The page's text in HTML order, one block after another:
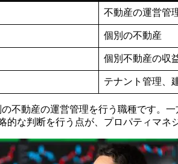
不動産の運営管
個別の不動産
個別不動産の収
テナント管理、
不動産の運営管理を行う職種です。
な判断を行う点が、プロパティマネ